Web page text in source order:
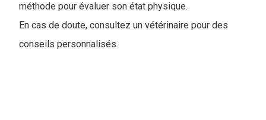
méthode pour évaluer son état physique.
En cas de doute, consultez un vétérinaire pour des
conseils personnalisés.